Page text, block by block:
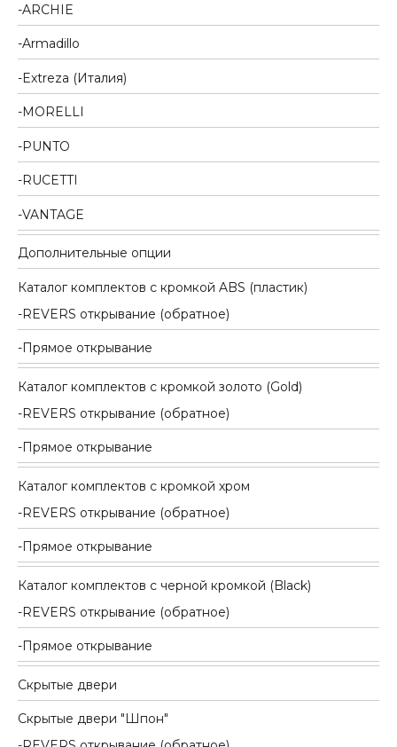
ARCHIE
Armadillo
Extreza (Италия)
MORELLI
PUNTO
RUCETTI
VANTAGE
Дополнительные опции
Каталог комплектов c кромкой ABS (пластик)
REVERS открывание (обратное)
Прямое открывание
Каталог комплектов c кромкой золото (Gold)
REVERS открывание (обратное)
Прямое открывание
Каталог комплектов c кромкой хром
REVERS открывание (обратное)
Прямое открывание
Каталог комплектов c черной кромкой (Black)
REVERS открывание (обратное)
Прямое открывание
Скрытые двери
Скрытые двери "Шпон"